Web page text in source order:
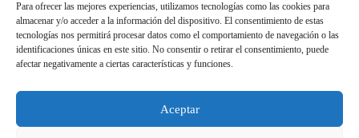
Para ofrecer las mejores experiencias, utilizamos tecnologías como las cookies para
almacenar y/o acceder a la información del dispositivo. El consentimiento de estas
tecnologías nos permitirá procesar datos como el comportamiento de navegación o las
identificaciones únicas en este sitio. No consentir o retirar el consentimiento, puede
afectar negativamente a ciertas características y funciones.
Aceptar
REDES SOCIALES